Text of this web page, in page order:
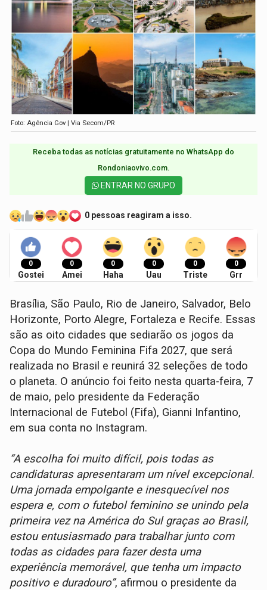
Foto: Agência Gov | Via Secom/PR
Receba todas as notícias gratuitamente no WhatsApp do
Rondoniaovivo.com.​
ENTRAR NO GRUPO
0 pessoas reagiram a isso.
0
Gostei
0
Amei
0
Haha
0
Uau
0
Triste
0
Grr
Brasília, São Paulo, Rio de Janeiro, Salvador, Belo
Horizonte, Porto Alegre, Fortaleza e Recife. Essas
são as oito cidades que sediarão os jogos da
Copa do Mundo Feminina Fifa 2027, que será
realizada no Brasil e reunirá 32 seleções de todo
o planeta. O anúncio foi feito nesta quarta-feira, 7
de maio, pelo presidente da Federação
Internacional de Futebol (Fifa), Gianni Infantino,
em sua conta no Instagram.
“A escolha foi muito difícil, pois todas as
candidaturas apresentaram um nível excepcional.
Uma jornada empolgante e inesquecível nos
espera e, com o futebol feminino se unindo pela
primeira vez na América do Sul graças ao Brasil,
estou entusiasmado para trabalhar junto com
todas as cidades para fazer desta uma
experiência memorável, que tenha um impacto
positivo e duradouro”, afirmou o presidente da